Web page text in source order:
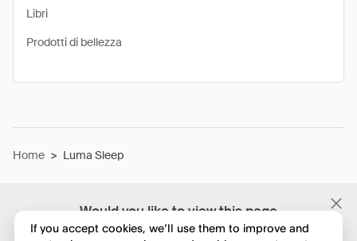
Would you like to view this page
in English?
Libri
Prodotti di bellezza
Home > Luma Sleep
If you accept cookies, we’ll use them to improve and